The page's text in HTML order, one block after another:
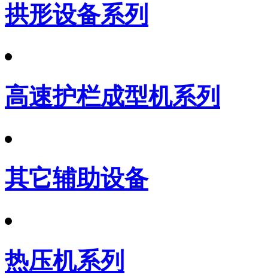
拱形设备系列
高速护栏成型机系列
其它辅助设备
热压机系列